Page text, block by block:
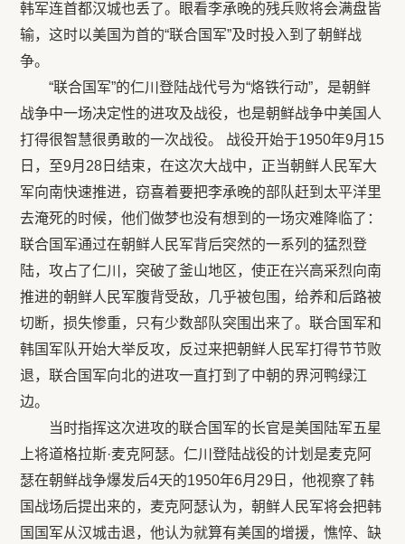
韩军连首都汉城也丢了。眼看李承晚的残兵败将会满盘皆
输，这时以美国为首的“联合国军”及时投入到了朝鲜战
争。
“联合国军”的仁川登陆战代号为“烙铁行动”，是朝鲜
战争中一场决定性的进攻及战役，也是朝鲜战争中美国人
打得很智慧很勇敢的一次战役。 战役开始于1950年9月15
日，至9月28日结束，在这次大战中，正当朝鲜人民军大
军向南快速推进，窃喜着要把李承晚的部队赶到太平洋里
去淹死的时候，他们做梦也没有想到的一场灾难降临了：
联合国军通过在朝鲜人民军背后突然的一系列的猛烈登
陆，攻占了仁川，突破了釜山地区，使正在兴高采烈向南
推进的朝鲜人民军腹背受敌，几乎被包围，给养和后路被
切断，损失惨重，只有少数部队突围出来了。联合国军和
韩国军队开始大举反攻，反过来把朝鲜人民军打得节节败
退，联合国军向北的进攻一直打到了中朝的界河鸭绿江
边。
当时指挥这次进攻的联合国军的长官是美国陆军五星
上将道格拉斯·麦克阿瑟。仁川登陆战役的计划是麦克阿
瑟在朝鲜战争爆发后4天的1950年6月29日，他视察了韩
国战场后提出来的，麦克阿瑟认为，朝鲜人民军将会把韩
国国军从汉城击退，他认为就算有美国的增援，憔悴、缺